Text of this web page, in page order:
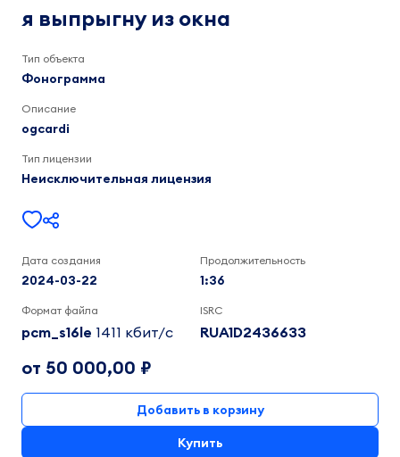
окна
1:36я выпрыгну из окна
Тип объекта
Фонограмма
Описание
ogcardi
Тип лицензии
Неисключительная лицензия
Дата создания
2024-03-22
Продолжительность
1:36
Формат файла
pcm_s16le 1411 кбит/c
ISRC
RUA1D2436633
от 50 000,00 ₽
Добавить в корзину
Купить